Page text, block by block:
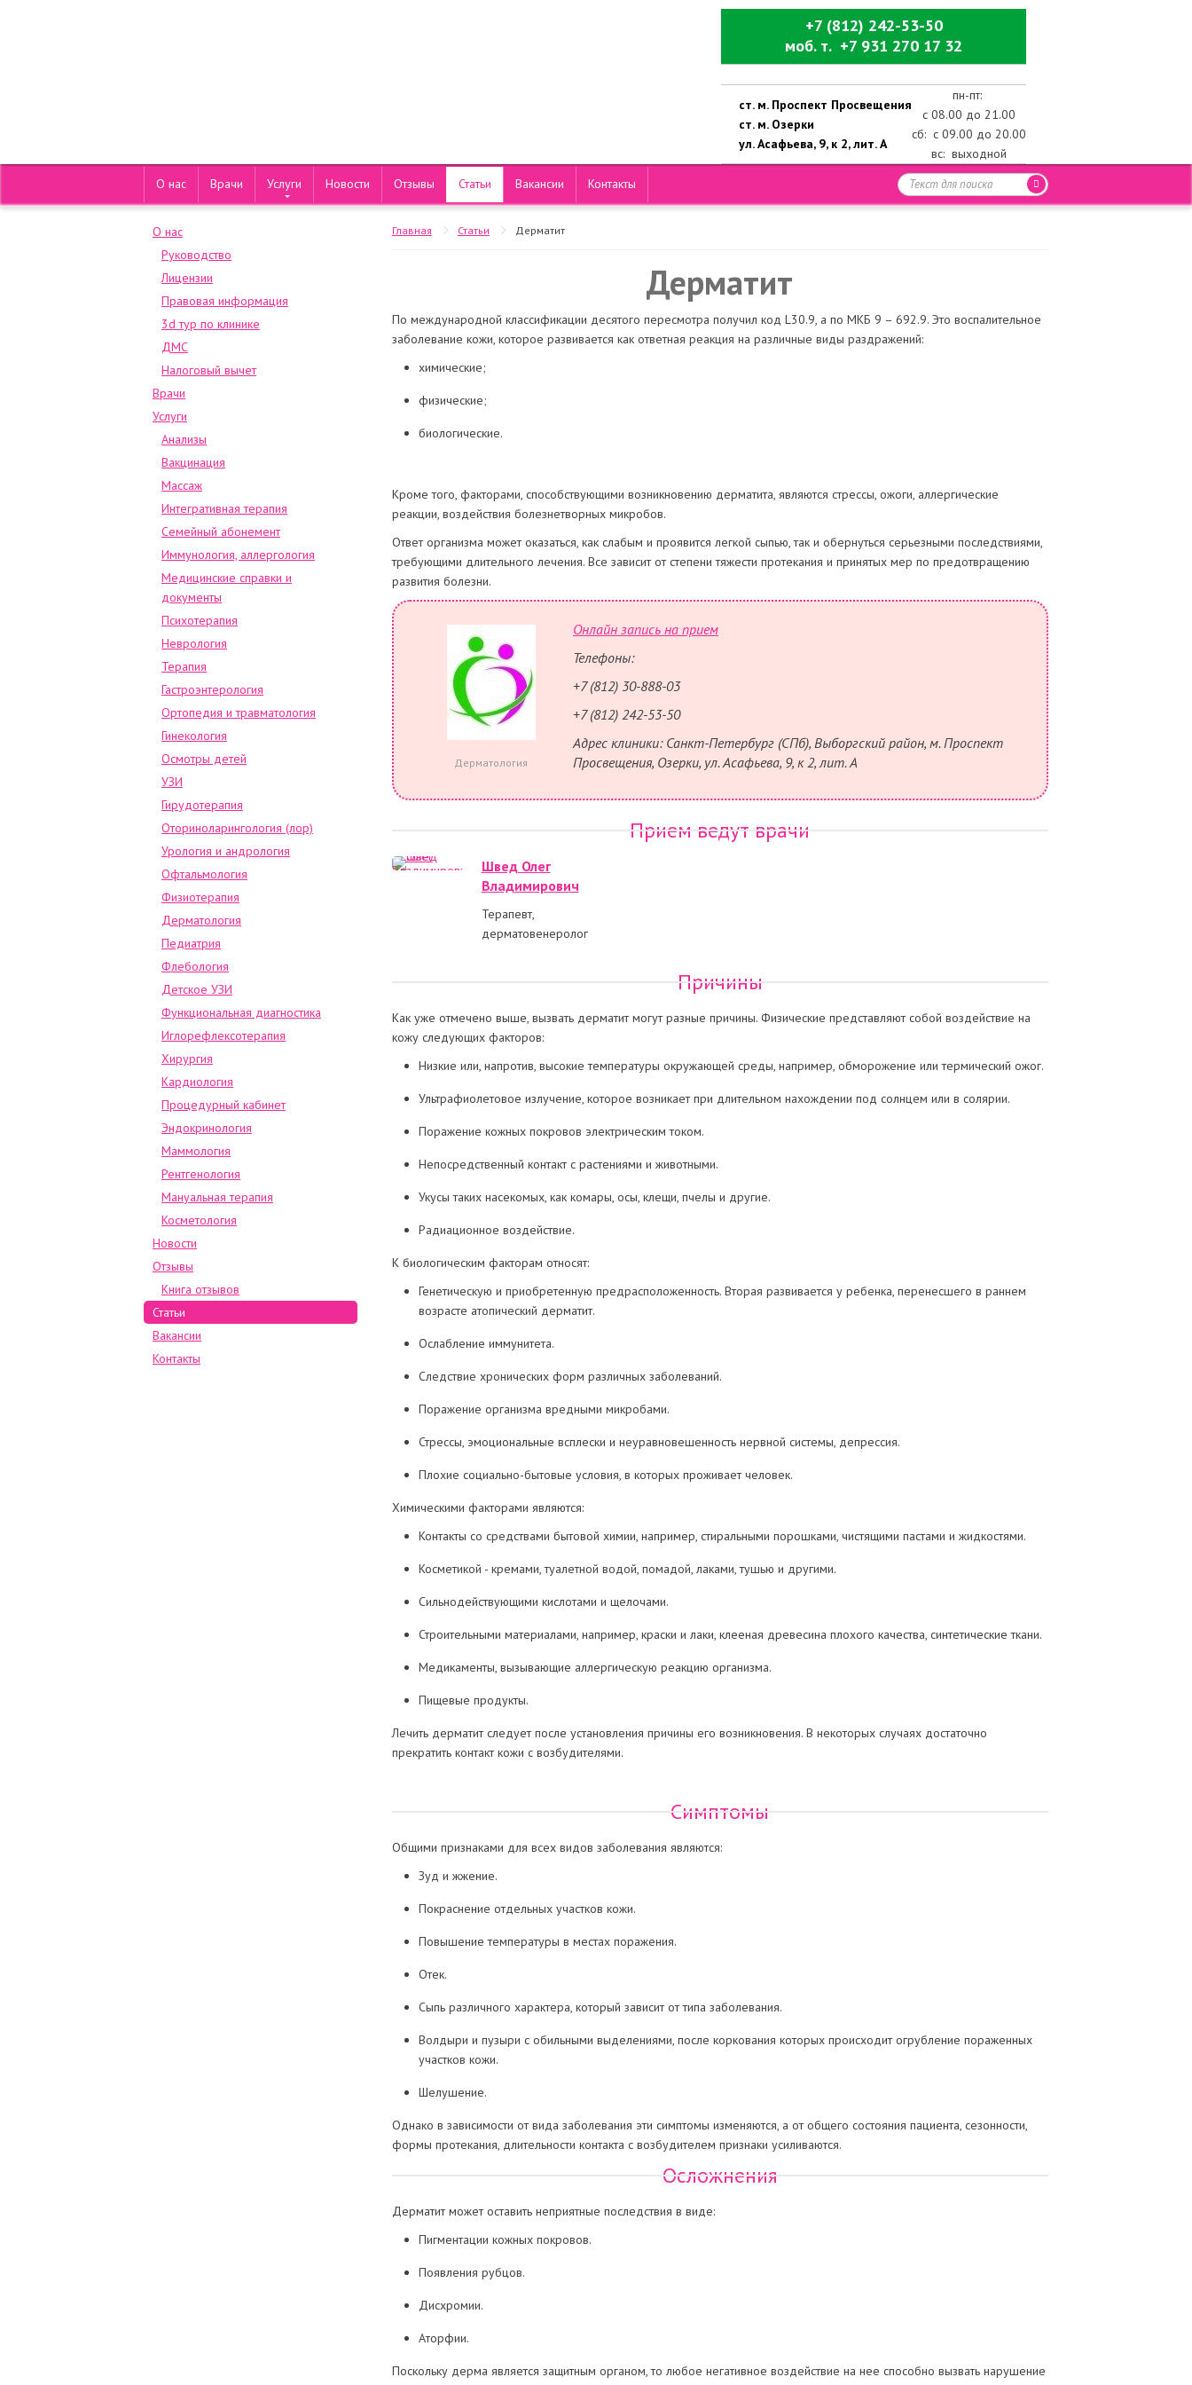
+7 (812) 242-53-50
моб. т. +7 931 270 17 32
ст. м. Проспект Просвещения
ст. м. Озерки
ул. Асафьева, 9, к 2, лит. А
пн-пт:
с 08.00 до 21.00
сб: с 09.00 до 20.00
вс: выходной
О нас
Врачи Услуги Новости Отзывы Статьи Вакансии Контакты
О нас
Руководство
Лицензии
Правовая информация
3d тур по клинике
ДМС
Налоговый вычет
Врачи
Услуги
Анализы
Вакцинация
Массаж
Интегративная терапия
Семейный абонемент
Иммунология, аллергология
Медицинские справки и
документы
Психотерапия
Неврология
Терапия
Гастроэнтерология
Ортопедия и травматология
Гинекология
Осмотры детей
УЗИ
Гирудотерапия
Оториноларингология (лор)
Урология и андрология
Офтальмология
Физиотерапия
Дерматология
Педиатрия
Флебология
Детское УЗИ
Функциональная диагностика
Иглорефлексотерапия
Хирургия
Кардиология
Процедурный кабинет
Эндокринология
Маммология
Рентгенология
Мануальная терапия
Косметология
Новости
Отзывы
Книга отзывов
Статьи
Вакансии
Контакты
Главная Статьи Дерматит
Дерматит
По международной классификации десятого пересмотра получил код L30.9, а по МКБ 9 – 692.9. Это воспалительное
заболевание кожи, которое развивается как ответная реакция на различные виды раздражений:
химические;
физические;
биологические.
Кроме того, факторами, способствующими возникновению дерматита, являются стрессы, ожоги, аллергические
реакции, воздействия болезнетворных микробов.
Ответ организма может оказаться, как слабым и проявится легкой сыпью, так и обернуться серьезными последствиями,
требующими длительного лечения. Все зависит от степени тяжести протекания и принятых мер по предотвращению
развития болезни.
Дерматология
Онлайн запись на прием
Телефоны:
+7 (812) 30-888-03
+7 (812) 242-53-50
Адрес клиники: Санкт-Петербург (СПб), Выборгский район, м. Проспект
Просвещения, Озерки, ул. Асафьева, 9, к 2, лит. А
Прием ведут врачи
Швед Олег
Владимирович
Терапевт,
дерматовенеролог
Причины
Как уже отмечено выше, вызвать дерматит могут разные причины. Физические представляют собой воздействие на
кожу следующих факторов:
Низкие или, напротив, высокие температуры окружающей среды, например, обморожение или термический ожог.
Ультрафиолетовое излучение, которое возникает при длительном нахождении под солнцем или в солярии.
Поражение кожных покровов электрическим током.
Непосредственный контакт с растениями и животными.
Укусы таких насекомых, как комары, осы, клещи, пчелы и другие.
Радиационное воздействие.
К биологическим факторам относят:
Генетическую и приобретенную предрасположенность. Вторая развивается у ребенка, перенесшего в раннем
возрасте атопический дерматит.
Ослабление иммунитета.
Следствие хронических форм различных заболеваний.
Поражение организма вредными микробами.
Стрессы, эмоциональные всплески и неуравновешенность нервной системы, депрессия.
Плохие социально-бытовые условия, в которых проживает человек.
Химическими факторами являются:
Контакты со средствами бытовой химии, например, стиральными порошками, чистящими пастами и жидкостями.
Косметикой - кремами, туалетной водой, помадой, лаками, тушью и другими.
Сильнодействующими кислотами и щелочами.
Строительными материалами, например, краски и лаки, клееная древесина плохого качества, синтетические ткани.
Медикаменты, вызывающие аллергическую реакцию организма.
Пищевые продукты.
Лечить дерматит следует после установления причины его возникновения. В некоторых случаях достаточно
прекратить контакт кожи с возбудителями.
Симптомы
Общими признаками для всех видов заболевания являются:
Зуд и жжение.
Покраснение отдельных участков кожи.
Повышение температуры в местах поражения.
Отек.
Сыпь различного характера, который зависит от типа заболевания.
Волдыри и пузыри с обильными выделениями, после коркования которых происходит огрубление пораженных
участков кожи.
Шелушение.
Однако в зависимости от вида заболевания эти симптомы изменяются, а от общего состояния пациента, сезонности,
формы протекания, длительности контакта с возбудителем признаки усиливаются.
Осложнения
Дерматит может оставить неприятные последствия в виде:
Пигментации кожных покровов.
Появления рубцов.
Дисхромии.
Аторфии.
Поскольку дерма является защитным органом, то любое негативное воздействие на нее способно вызвать нарушение